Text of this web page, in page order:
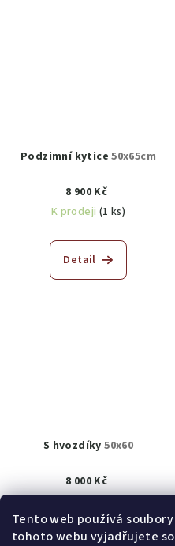
Tento web používá
tohoto webu vyjadřujete
Podzimní kytice50x65cm
8 900 Kč
K prodeji (1 ks)
Detail
S hvozdíky50x60
8 000 Kč